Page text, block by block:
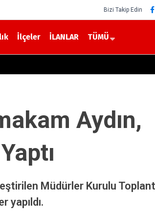
Bizi Takip Edin
İlçeler İLANLAR TÜMÜ
Aydın,
Müdürler Kurulu
yapıldı.